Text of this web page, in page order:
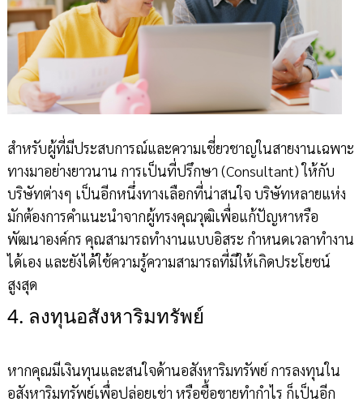
สำหรับผู้ที่มีประสบการณ์และความเชี่ยวชาญในสายงานเฉพาะ
ทางมาอย่างยาวนาน การเป็นที่ปรึกษา (Consultant) ให้กับ
บริษัทต่างๆ เป็นอีกหนึ่งทางเลือกที่น่าสนใจ บริษัทหลายแห่ง
มักต้องการคำแนะนำจากผู้ทรงคุณวุฒิเพื่อแก้ปัญหาหรือ
พัฒนาองค์กร คุณสามารถทำงานแบบอิสระ กำหนดเวลาทำงาน
ได้เอง และยังได้ใช้ความรู้ความสามารถที่มีให้เกิดประโยชน์
สูงสุด
4. ลงทุนอสังหาริมทรัพย์
หากคุณมีเงินทุนและสนใจด้านอสังหาริมทรัพย์ การลงทุนใน
อสังหาริมทรัพย์เพื่อปล่อยเช่า หรือซื้อขายทำกำไร ก็เป็นอีก